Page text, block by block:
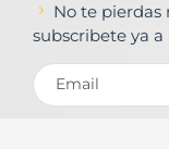
No te pierdas
subscribete ya